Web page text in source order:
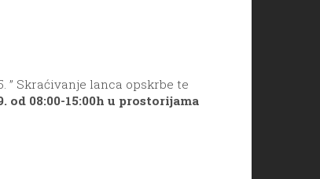
” Skraćivanje lanca opskrbe te
od 08:00-15:00h u prostorijama